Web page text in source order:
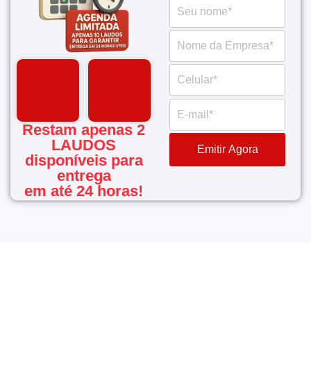
Restam apenas 2
LAUDOS
disponíveis para
entrega
em até 24 horas!